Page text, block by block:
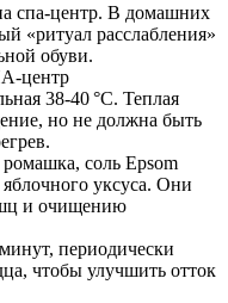
спа‑центр. В домашних
«ритуал расслабления»
обуви.
38‑40 °C. Теплая
но не должна быть
ромашка, соль Epsom
уксуса. Они
и очищению
периодически
чтобы улучшить отток